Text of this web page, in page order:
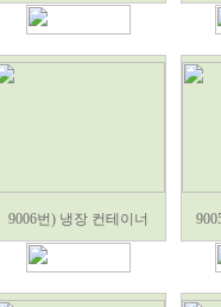
9006번) 냉장 컨테이너